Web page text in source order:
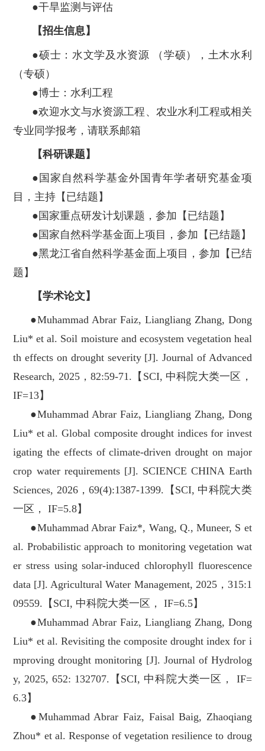
●干旱监测与评估
【招生信息】
●硕士：水文学及水资源 （学硕），土木水利
（专硕）
●博士：水利工程
●欢迎水文与水资源工程、农业水利工程或相关
专业同学报考，请联系邮箱
【科研课题】
●国家自然科学基金外国青年学者研究基金项
目，主持【已结题】
●国家重点研发计划课题，参加【已结题】
●国家自然科学基金面上项目，参加【已结题】
●黑龙江省自然科学基金面上项目，参加【已结
题】
【学术论文】
●Muhammad Abrar Faiz, Liangliang Zhang, Dong
Liu* et al. Soil moisture and ecosystem vegetation heal
th effects on drought severity [J]. Journal of Advanced
Research, 2025，82:59-71.【SCI, 中科院大类一区，
IF=13】
●Muhammad Abrar Faiz, Liangliang Zhang, Dong
Liu* et al. Global composite drought indices for invest
igating the effects of climate-driven drought on major
crop water requirements [J]. SCIENCE CHINA Earth
Sciences, 2026，69(4):1387-1399.【SCI, 中科院大类
一区， IF=5.8】
●Muhammad Abrar Faiz*, Wang, Q., Muneer, S et
al. Probabilistic approach to monitoring vegetation wat
er stress using solar-induced chlorophyll fluorescence
data [J]. Agricultural Water Management, 2025，315:1
09559.【SCI, 中科院大类一区， IF=6.5】
●Muhammad Abrar Faiz, Liangliang Zhang, Dong
Liu* et al. Revisiting the composite drought index for i
mproving drought monitoring [J]. Journal of Hydrolog
y, 2025, 652: 132707.【SCI, 中科院大类一区， IF=
6.3】
●Muhammad Abrar Faiz, Faisal Baig, Zhaoqiang
Zhou* et al. Response of vegetation resilience to droug